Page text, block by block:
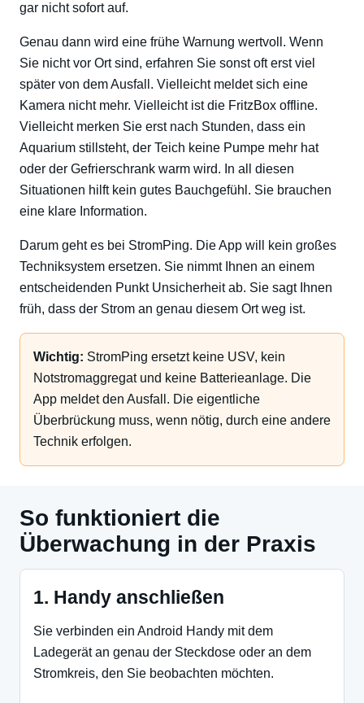
gar nicht sofort auf.
Genau dann wird eine frühe Warnung wertvoll. Wenn
Sie nicht vor Ort sind, erfahren Sie sonst oft erst viel
später von dem Ausfall. Vielleicht meldet sich eine
Kamera nicht mehr. Vielleicht ist die FritzBox offline.
Vielleicht merken Sie erst nach Stunden, dass ein
Aquarium stillsteht, der Teich keine Pumpe mehr hat
oder der Gefrierschrank warm wird. In all diesen
Situationen hilft kein gutes Bauchgefühl. Sie brauchen
eine klare Information.
Darum geht es bei StromPing. Die App will kein großes
Techniksystem ersetzen. Sie nimmt Ihnen an einem
entscheidenden Punkt Unsicherheit ab. Sie sagt Ihnen
früh, dass der Strom an genau diesem Ort weg ist.
Wichtig: StromPing ersetzt keine USV, kein
Notstromaggregat und keine Batterieanlage. Die
App meldet den Ausfall. Die eigentliche
Überbrückung muss, wenn nötig, durch eine andere
Technik erfolgen.
So funktioniert die
Überwachung in der Praxis
1. Handy anschließen
Sie verbinden ein Android Handy mit dem
Ladegerät an genau der Steckdose oder an dem
Stromkreis, den Sie beobachten möchten.